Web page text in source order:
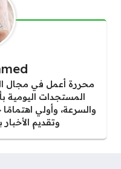
محررة أعمل في مجال
المستجدات اليومية
والسرعة، وأولي
وتقديم